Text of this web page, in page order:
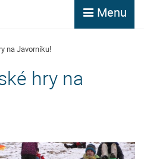
Menu
na Javorníku!
hry na